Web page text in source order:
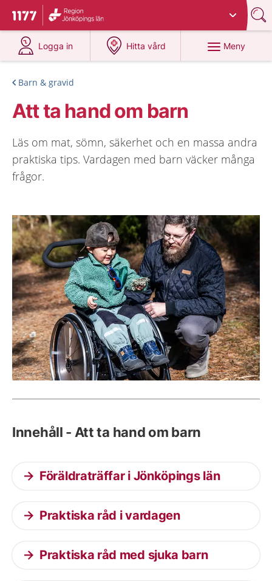
Till startsidan för 1177
Du har valt region
Logga in
på 1177.se
Hitta vård
på 1177.se
Meny
Barn & gravid
Att ta hand om barn
Läs om mat, sömn, säkerhet och en massa andra
praktiska tips. Vardagen med barn väcker många
frågor.
Innehåll - Att ta hand om barn
Föräldraträffar i Jönköpings län
Praktiska råd i vardagen
Praktiska råd med sjuka barn